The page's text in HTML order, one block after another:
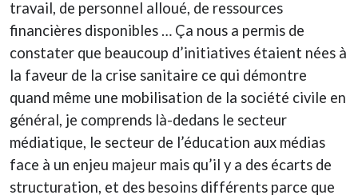
travail, de personnel alloué, de ressources
financières disponibles … Ça nous a permis de
constater que beaucoup d’initiatives étaient nées à
la faveur de la crise sanitaire ce qui démontre
quand même une mobilisation de la société civile en
général, je comprends là-dedans le secteur
médiatique, le secteur de l’éducation aux médias
face à un enjeu majeur mais qu’il y a des écarts de
structuration, et des besoins différents parce que